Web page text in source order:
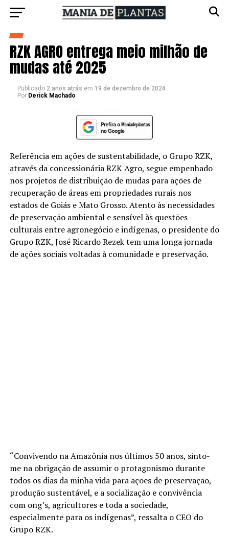
RZK AGRO entrega meio milhão de
mudas até 2025
Publicado 2 anos atrás em 19 de dezembro de 2024
Por Derick Machado
Referência em ações de sustentabilidade, o Grupo RZK,
através da concessionária RZK Agro, segue empenhado
nos projetos de distribuição de mudas para ações de
recuperação de áreas em propriedades rurais nos
estados de Goiás e Mato Grosso. Atento às necessidades
de preservação ambiental e sensível às questões
culturais entre agronegócio e indígenas, o presidente do
Grupo RZK, José Ricardo Rezek tem uma longa jornada
de ações sociais voltadas à comunidade e preservação.
“Convivendo na Amazônia nos últimos 50 anos, sinto-
me na obrigação de assumir o protagonismo durante
todos os dias da minha vida para ações de preservação,
produção sustentável, e a socialização e convivência
com ong’s, agricultores e toda a sociedade,
especialmente para os indígenas”, ressalta o CEO do
Grupo RZK.